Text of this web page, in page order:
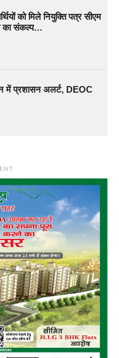
को मिले नियुक्ति पत्र सीएम
का संकल्प…
में प्रशासन अलर्ट, DEOC